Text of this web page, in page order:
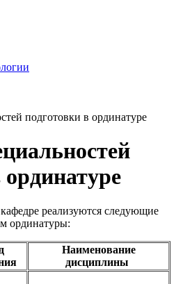
подготовки в ординатуре
реализуются следующие
ординатуры:
Наименование
дисциплины